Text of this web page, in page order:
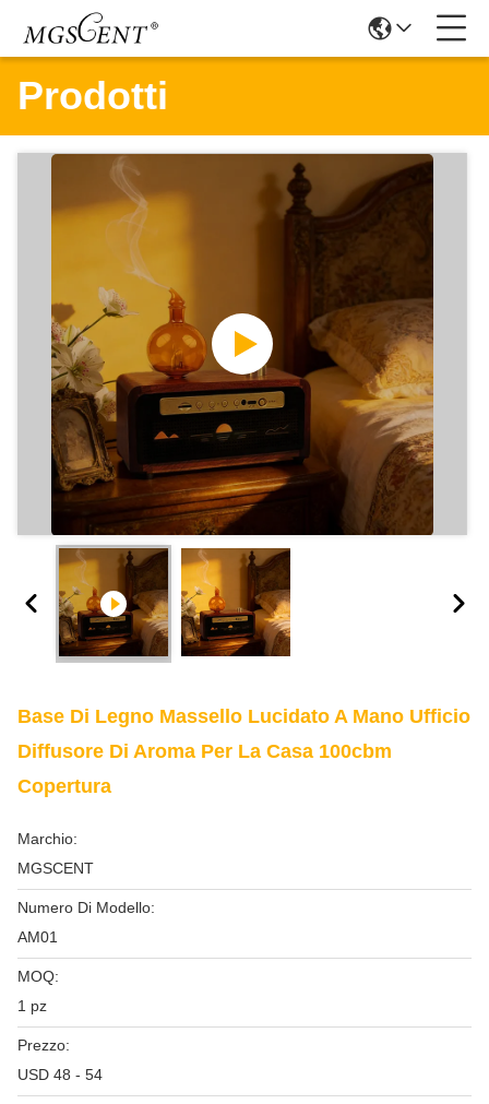
Prodotti
Base Di Legno Massello Lucidato A Mano Ufficio
Diffusore Di Aroma Per La Casa 100cbm
Copertura
Marchio:
MGSCENT
Numero Di Modello:
AM01
MOQ:
1 pz
Prezzo:
USD 48 - 54